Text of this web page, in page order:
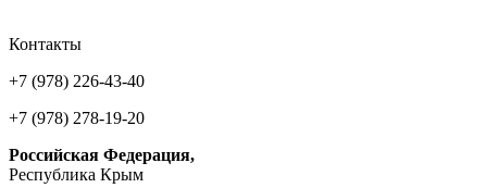
Контакты
+7 (978) 226-43-40
+7 (978) 278-19-20
Российская Федерация,
Республика Крым